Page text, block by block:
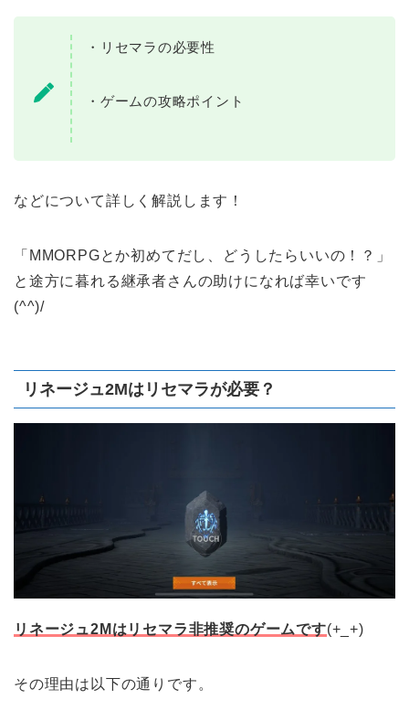
・リセマラの必要性
・ゲームの攻略ポイント
などについて詳しく解説します！
「MMORPGとか初めてだし、どうしたらいいの！？」
と途方に暮れる継承者さんの助けになれば幸いです
(^^)/
リネージュ2Mはリセマラが必要？
リネージュ2Mはリセマラ非推奨のゲームです(+_+)
その理由は以下の通りです。